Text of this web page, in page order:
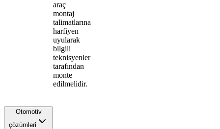
araç
montaj
talimatlarına
harfiyen
uyularak
bilgili
teknisyenler
tarafından
monte
edilmelidir.
Otomotiv
çözümleri